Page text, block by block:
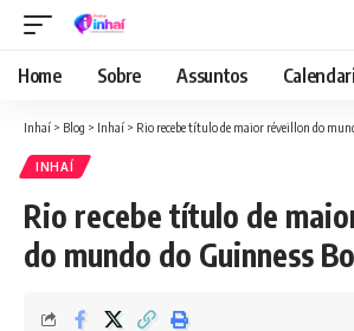
Home Sobre Assuntos
Inhaí > Blog > Inhaí > Rio recebe título de maior réveillon do
INHAÍ
Rio recebe título de
do mundo do Guinness